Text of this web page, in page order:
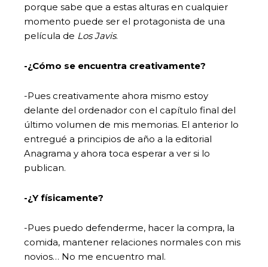
porque sabe que a estas alturas en cualquier
momento puede ser el protagonista de una
película de Los Javis.
-¿Cómo se encuentra creativamente?
-Pues creativamente ahora mismo estoy
delante del ordenador con el capítulo final del
último volumen de mis memorias. El anterior lo
entregué a principios de año a la editorial
Anagrama y ahora toca esperar a ver si lo
publican.
-¿Y físicamente?
-Pues puedo defenderme, hacer la compra, la
comida, mantener relaciones normales con mis
novios… No me encuentro mal.